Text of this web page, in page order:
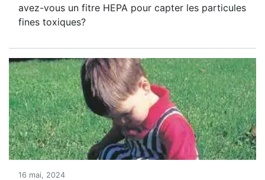
avez-vous un fitre HEPA pour capter les particules
fines toxiques?
16 mai, 2024